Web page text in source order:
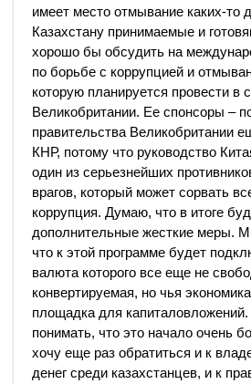
имеет место отмывание каких-то
Казахстану принимаемые и
хорошо бы обсудить на
по борьбе с коррупцией и
которую планируется провести в
Великобритании. Ее спонсоры –
правительства Великобритании
КНР, потому что руководство
один из серьезнейших
врагов, который может сорвать
коррупция. Думаю, что в итоге
дополнительные жесткие меры.
что к этой программе будет
валюта которого все еще не
конвертируемая, но чья
площадка для
понимать, что это начало очень
хочу еще раз обратиться и к
денег среди казахстанцев, и к